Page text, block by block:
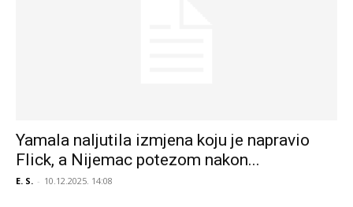
Yamala naljutila izmjena koju je napravio
Flick, a Nijemac potezom nakon...
E. S. - 10.12.2025. 14:08